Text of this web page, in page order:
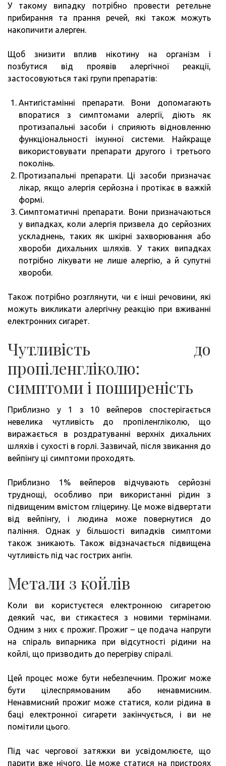
У такому випадку потрібно провести ретельне
прибирання та прання речей, які також можуть
накопичити алерген.
Щоб знизити вплив нікотину на організм і
позбутися від проявів алергічної реакції,
застосовуються такі групи препаратів:
Антигістамінні препарати. Вони допомагають
впоратися з симптомами алергії, діють як
протизапальні засоби і сприяють відновленню
функціональності імунної системи. Найкраще
використовувати препарати другого і третього
поколінь.
Протизапальні препарати. Ці засоби призначає
лікар, якщо алергія серйозна і протікає в важкій
формі.
Симптоматичні препарати. Вони призначаються
у випадках, коли алергія призвела до серйозних
ускладнень, таких як шкірні захворювання або
хвороби дихальних шляхів. У таких випадках
потрібно лікувати не лише алергію, а й супутні
хвороби.
Також потрібно розглянути, чи є інші речовини, які
можуть викликати алергічну реакцію при вживанні
електронних сигарет.
Чутливість до
пропіленгліколю:
симптоми і поширеність
Приблизно у 1 з 10 вейперов спостерігається
невелика чутливість до пропіленгліколю, що
виражається в роздратуванні верхніх дихальних
шляхів і сухості в горлі. Зазвичай, після звикання до
вейпінгу ці симптоми проходять.
Приблизно 1% вейперов відчувають серйозні
труднощі, особливо при використанні рідин з
підвищеним вмістом гліцерину. Це може відвертати
від вейпінгу, і людина може повернутися до
паління. Однак у більшості випадків симптоми
також зникають. Також відзначається підвищена
чутливість під час гострих ангін.
Метали з койлів
Коли ви користуєтеся електронною сигаретою
деякий час, ви стикаєтеся з новими термінами.
Одним з них є прожиг. Прожиг – це подача напруги
на спіраль випарника при відсутності рідини на
койлі, що призводить до перегріву спіралі.
Цей процес може бути небезпечним. Прожиг може
бути цілеспрямованим або ненавмисним.
Ненавмисний прожиг може статися, коли рідина в
баці електронної сигарети закінчується, і ви не
помітили цього.
Під час чергової затяжки ви усвідомлюєте, що
парити вже нічого. Це може статися на пристроях